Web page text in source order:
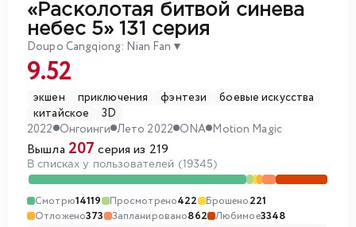
«Расколотая битвой синева
небес 5» 131 серия
Doupo Cangqiong: Nian Fan ▼
9.52
экшен приключения фэнтези
боевые искусства
китайское
3D
2022 Онгоинги Лето 2022 ONA Motion Magic
Вышла 207 серия из 219
В списках у пользователей (19345)
Смотрю14119 Просмотрено422 Брошено221
Отложено373 Запланировано862 Любимое3348